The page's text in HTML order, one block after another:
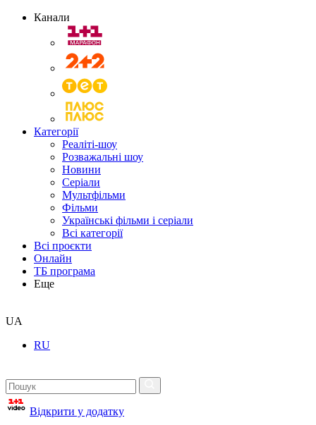
Канали
Категорії
Реаліті-шоу
Розважальні шоу
Новини
Серіали
Мультфільми
Фільми
Українські фільми і серіали
Всі категорії
Всі проєкти
Онлайн
ТБ програма
Еще
UA
RU
Відкрити у додатку